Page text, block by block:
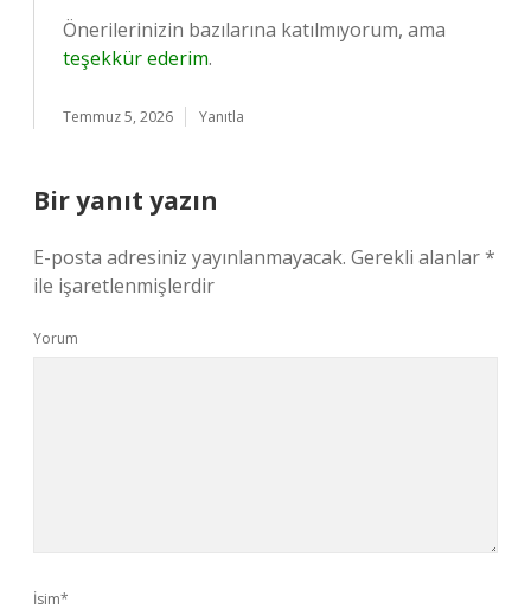
Önerilerinizin bazılarına katılmıyorum, ama
teşekkür ederim.
Temmuz 5, 2026 Yanıtla
Bir yanıt yazın
E-posta adresiniz yayınlanmayacak. Gerekli alanlar*
ile işaretlenmişlerdir
Yorum
İsim*